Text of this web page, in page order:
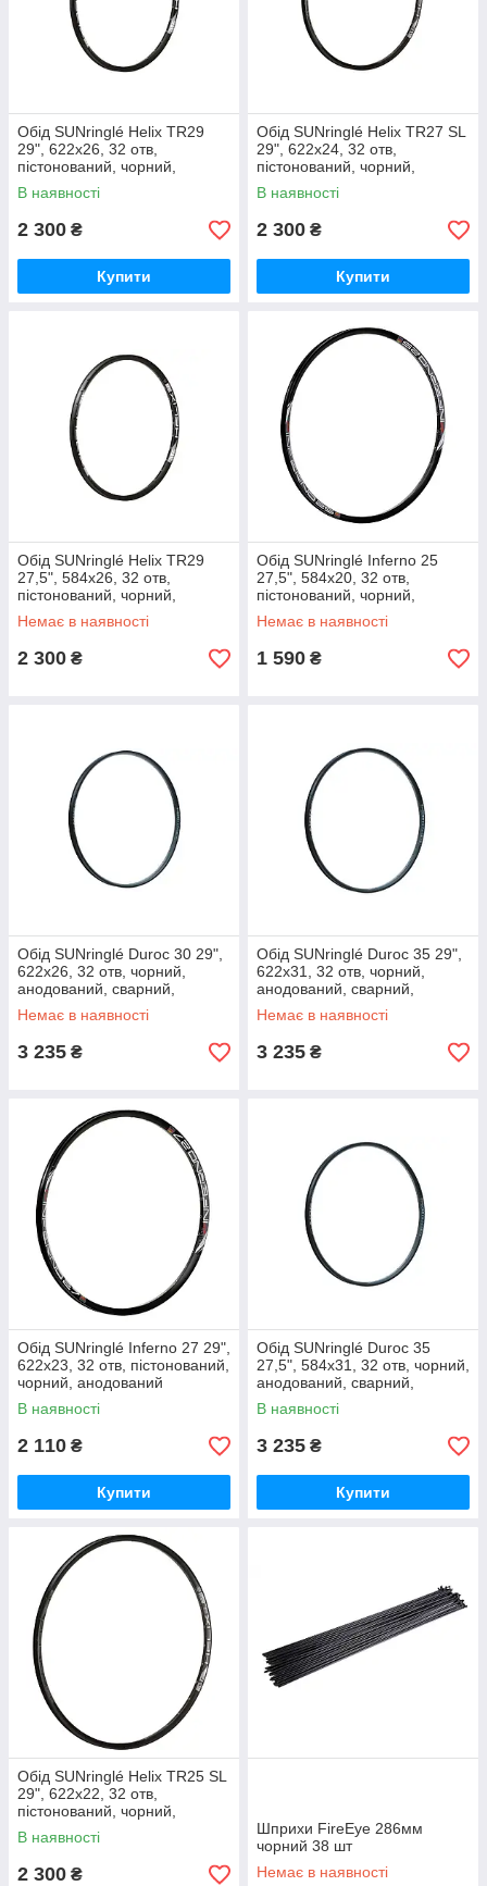
Обід SUNringlé Helix TR29
29", 622x26, 32 отв,
пістонований, чорний,
анодований, tubeless ready
В наявності
2 300 ₴
Купити
Обід SUNringlé Helix TR27 SL
29", 622x24, 32 отв,
пістонований, чорний,
анодований, tubeless ready
В наявності
2 300 ₴
Купити
Обід SUNringlé Helix TR29
27,5", 584x26, 32 отв,
пістонований, чорний,
анодований, tubeless ready
Немає в наявності
2 300 ₴
Обід SUNringlé Inferno 25
27,5", 584x20, 32 отв,
пістонований, чорний,
анодований
Немає в наявності
1 590 ₴
Обід SUNringlé Duroc 30 29",
622x26, 32 отв, чорний,
анодований, сварний,
tubeless ready
Немає в наявності
3 235 ₴
Обід SUNringlé Duroc 35 29",
622x31, 32 отв, чорний,
анодований, сварний,
tubeless ready
Немає в наявності
3 235 ₴
Обід SUNringlé Inferno 27 29",
622x23, 32 отв, пістонований,
чорний, анодований
В наявності
2 110 ₴
Купити
Обід SUNringlé Duroc 35
27,5", 584x31, 32 отв, чорний,
анодований, сварний,
tubeless ready
В наявності
3 235 ₴
Купити
Обід SUNringlé Helix TR25 SL
29", 622x22, 32 отв,
пістонований, чорний,
анодований, tubeless ready
В наявності
2 300 ₴
Шприхи FireEye 286мм
чорний 38 шт
Немає в наявності